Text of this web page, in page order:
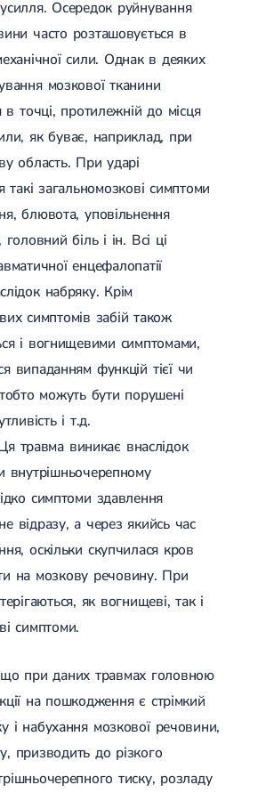
періоду
вагітності
гіпертензія
хвороба (ЖКХ)
Лікування жовчнокам'яної хвороби
Камені у жовчному міхурі
панкреатит
Гострий панкреатит
панкреатит
холецистит
Безкам'яний холецистит
Бронхіт
у дітей
Обструктивний бронхіт
бронхіт
бронхіт
Бронхіт у дорослих
у дорослих
інфекція
допомога при вагітності
стегнової кістки
кістки
Осередок руйнування
часто розташовується в
сили. Однак в деяких
мозкової тканини
в точці, протилежній до місця
як буває, наприклад, при
область. При ударі
такі загальномозкові симптоми
блювота, уповільнення
біль і ін. Всі ці
енцефалопатії
набряку. Крім
симптомів забій також
і вогнищевими симптомами,
випаданням функцій тієї чи
можуть бути порушені
і т.д.
травма виникає внаслідок
внутрішньочерепному
симптоми здавлення
відразу, а через якийсь час
оскільки скупчилася кров
на мозкову речовину. При
як вогнищеві, так і
симптоми.
що при даних травмах головною
на пошкодження є стрімкий
і набухання мозкової речовини,
призводить до різкого
тиску, розладу